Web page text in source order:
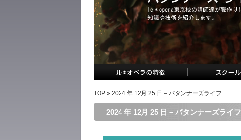
TOP » 2024 年 12月 25 日 – パタンナーズライフ
2024 年 12月 25 日 – パタンナーズライフ